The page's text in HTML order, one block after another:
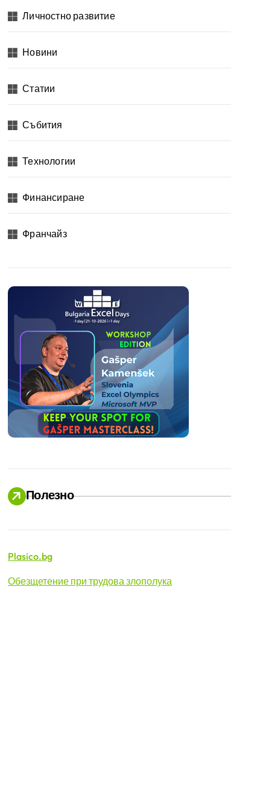
Личностно развитие
Новини
Статии
Събития
Технологии
Финансиране
Франчайз
Полезно
Plasico.bg
Обезщетение при трудова злополука